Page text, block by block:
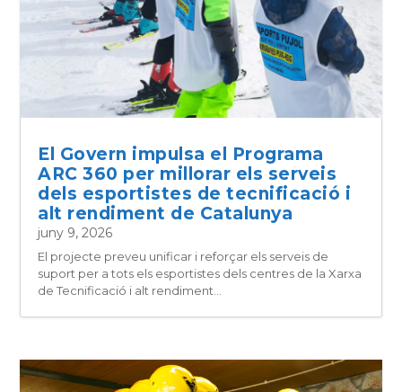
El Govern impulsa el Programa
ARC 360 per millorar els serveis
dels esportistes de tecnificació i
alt rendiment de Catalunya
juny 9, 2026
El projecte preveu unificar i reforçar els serveis de
suport per a tots els esportistes dels centres de la Xarxa
de Tecnificació i alt rendiment...